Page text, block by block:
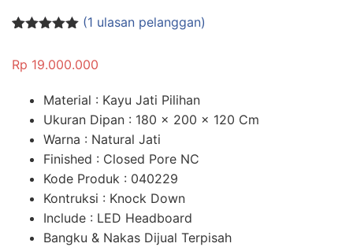
berdasarka
(1 ulasan pelanggan)
Rp 19.000.000
Material : Kayu Jati Pilihan
Ukuran Dipan : 180 x 200 x 120 Cm
Warna : Natural Jati
Finished : Closed Pore NC
Kode Produk : 040229
Kontruksi : Knock Down
Include : LED Headboard
Bangku & Nakas Dijual Terpisah